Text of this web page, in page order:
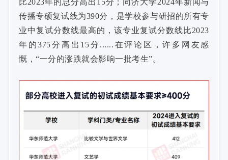
比2023年的总分高出15分；同济大学2024年新闻与
传播专硕复试线为390分，是学校参与研招的所有专
业中复试分数线最高的，该专业复试分数线比2023
年的375分高出15分......在评论区，许多网友感
慨，“一分的涨跌就会影响一批考生”。